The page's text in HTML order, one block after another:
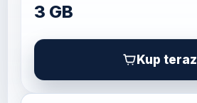
3 GB
Kup teraz